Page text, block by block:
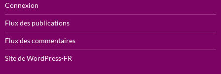
Connexion
Flux des publications
Flux des commentaires
Site de WordPress-FR